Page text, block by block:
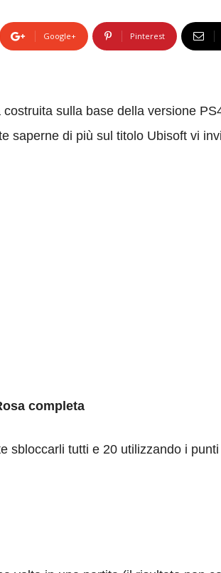
Google+ Pinterest
sulla base della versione
saperne di più sul titolo Ubisoft vi
completa
sbloccarli tutti e 20 utilizzando i